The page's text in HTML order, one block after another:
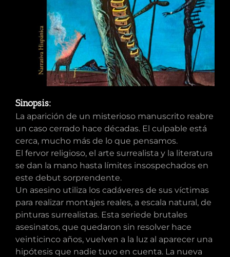
Sinopsis:
La aparición de un misterioso manuscrito reabre
un caso cerrado hace décadas. El culpable está
cerca, mucho más de lo que pensamos.
El fervor religioso, el arte surrealista y la literatura
se dan la mano hasta límites insospechados en
este debut sorprendente.
Un asesino utiliza los cadáveres de sus víctimas
para realizar montajes reales, a escala natural, de
pinturas surrealistas. Esta seriede brutales
asesinatos, que quedaron sin resolver hace
veinticinco años, vuelven a la luz al aparecer una
hipótesis que nadie tuvo en cuenta. La nueva